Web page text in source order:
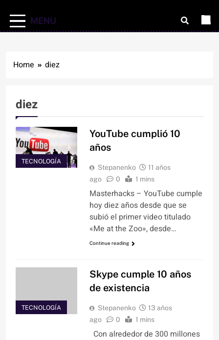
MENU
Home diez
diez
TECNOLOGÍA
YouTube cumplió 10
años
Stepanenko
11 años
ago
0 1 mins
Masterhacks – YouTube cumple
hoy diez años desde que se
subió el primer video titulado
«Me at the Zoo», desde…
Continue reading
TECNOLOGÍA
Skype cumple 10 años
de existencia
Stepanenko
13 años
ago
0 1 mins
Con alrededor de 300 millones